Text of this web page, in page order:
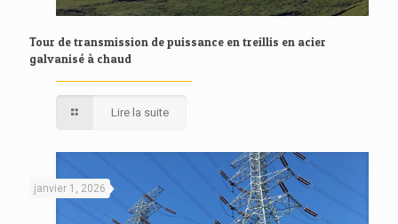
Tour de transmission de puissance en treillis en acier
galvanisé à chaud
Lire la suite
janvier 1, 2026